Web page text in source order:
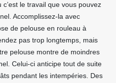
le travail que vous pouvez
Accomplissez-la avec
de pelouse en rouleau à
pas trop longtemps, mais
pelouse montre de moindres
Celui-ci anticipe tout de suite
pendant les intempéries. Des